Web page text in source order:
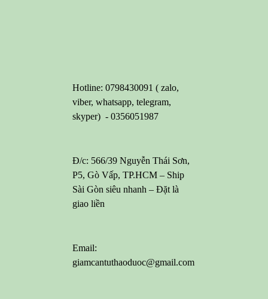
Hotline: 0798430091 ( zalo,
viber, whatsapp, telegram,
skyper) - 0356051987
Đ/c: 566/39 Nguyễn Thái Sơn,
P5, Gò Vấp, TP.HCM – Ship
Sài Gòn siêu nhanh – Đặt là
giao liền
Email:
giamcantuthaoduoc@gmail.com